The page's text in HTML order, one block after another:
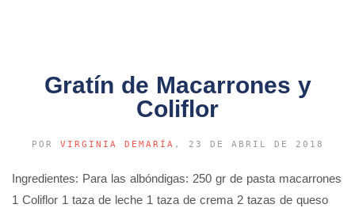
Gratín de Macarrones y
Coliflor
POR VIRGINIA DEMARÍA , 23 DE ABRIL DE 2018
Ingredientes: Para las albóndigas: 250 gr de pasta macarrones
1 Coliflor 1 taza de leche 1 taza de crema 2 tazas de queso